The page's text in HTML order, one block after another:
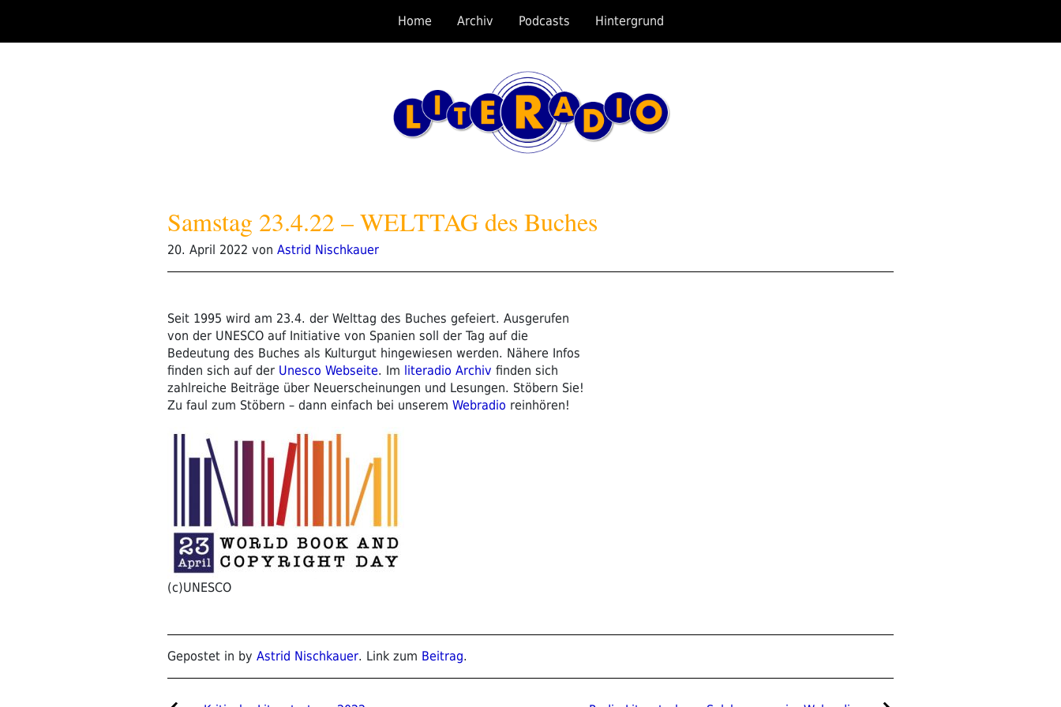
springen
Home Archiv Podcasts Hintergrund
Samstag 23.4.22 – WELTTAG des Buches
20. April 2022 Veröffentlicht
von Astrid Nischkauer
Seit 1995 wird am 23.4. der Welttag des Buches gefeiert. Ausgerufen
von der UNESCO auf Initiative von Spanien soll der Tag auf die
Bedeutung des Buches als Kulturgut hingewiesen werden. Nähere Infos
finden sich auf der Unesco Webseite. Im literadio Archiv finden sich
zahlreiche Beiträge über Neuerscheinungen und Lesungen. Stöbern Sie!
Zu faul zum Stöbern – dann einfach bei unserem Webradio reinhören!
(c)UNESCO
Gepostet in by Astrid Nischkauer. Link zum Beitrag.